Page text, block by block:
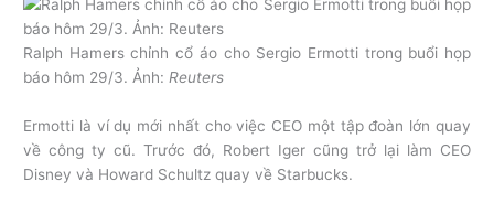
Ralph Hamers chỉnh cổ áo cho Sergio Ermotti trong buổi họp
báo hôm 29/3. Ảnh:Reuters
Ermotti là ví dụ mới nhất cho việc CEO một tập đoàn lớn quay
về công ty cũ. Trước đó, Robert Iger cũng trở lại làm CEO
Disney và Howard Schultz quay về Starbucks.